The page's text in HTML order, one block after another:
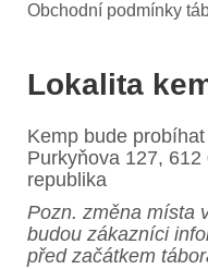
Obchodní podmínky
Lokalita
Kemp bude
Purkyňova 127, 612
republika
Pozn. změna místa
budou zákazníci
před začátkem